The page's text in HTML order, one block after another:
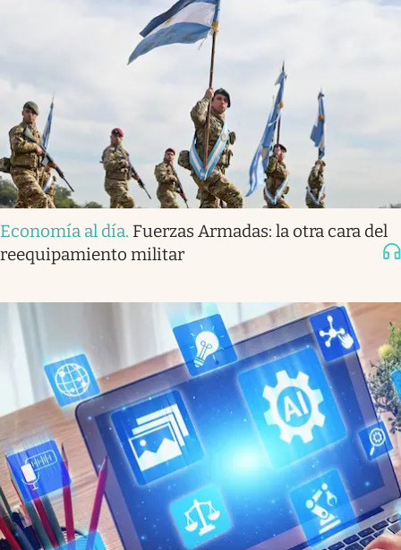
Economía al día. Fuerzas Armadas: la otra cara del
reequipamiento militar